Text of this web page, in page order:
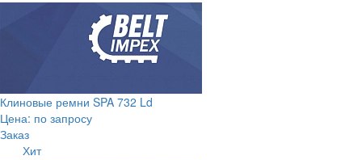
Клиновые ремни SPA 732 Ld
Цена: по запросу
Заказ
Хит